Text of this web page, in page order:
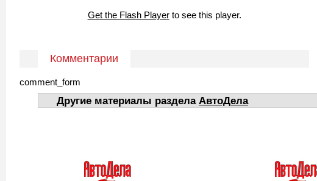
Get the Flash Playerto see this player.
Комментарии
comment_form
Другие материалы раздела АвтоДела